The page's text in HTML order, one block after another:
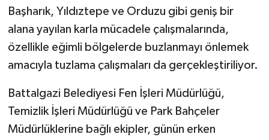
Başharık, Yıldıztepe ve Orduzu gibi geniş bir
alana yayılan karla mücadele çalışmalarında,
özellikle eğimli bölgelerde buzlanmayı önlemek
amacıyla tuzlama çalışmaları da gerçekleştiriliyor.
Battalgazi Belediyesi Fen İşleri Müdürlüğü,
Temizlik İşleri Müdürlüğü ve Park Bahçeler
Müdürlüklerine bağlı ekipler, günün erken